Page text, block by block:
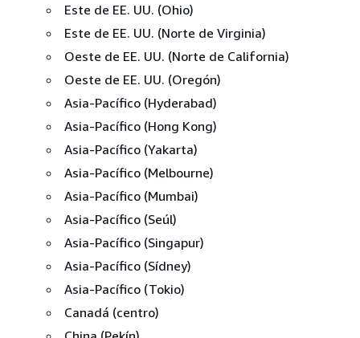
Este de EE. UU. (Ohio)
Este de EE. UU. (Norte de Virginia)
Oeste de EE. UU. (Norte de California)
Oeste de EE. UU. (Oregón)
Asia-Pacífico (Hyderabad)
Asia-Pacífico (Hong Kong)
Asia-Pacífico (Yakarta)
Asia-Pacífico (Melbourne)
Asia-Pacífico (Mumbai)
Asia-Pacífico (Seúl)
Asia-Pacífico (Singapur)
Asia-Pacífico (Sídney)
Asia-Pacífico (Tokio)
Canadá (centro)